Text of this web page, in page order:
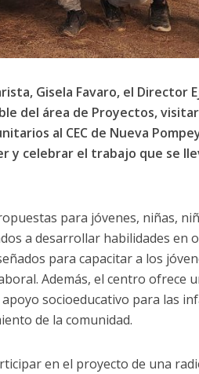
Gisela Favaro, el Director
del área de Proyectos,
al CEC de Nueva
y celebrar el trabajo que se
para jóvenes, niñas,
a desarrollar habilidades en
para capacitar a los
Además, el centro ofrece
socioeducativo para las
de la comunidad.
en el proyecto de una